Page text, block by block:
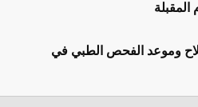
وموعد الفحص الطبي في